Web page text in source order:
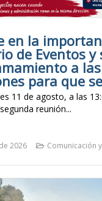
en la
de Eventos y
a las
para que
11 de agosto, a las
reunión...
2026
Comunicación